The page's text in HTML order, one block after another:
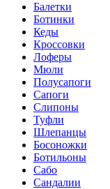
Балетки
Ботинки
Кеды
Кроссовки
Лоферы
Мюли
Полусапоги
Сапоги
Слипоны
Туфли
Шлепанцы
Босоножки
Ботильоны
Сабо
Сандалии